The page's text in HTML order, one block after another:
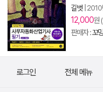
길벗 2010
12,000원
판매자 :꼬
로그인 전체 메뉴